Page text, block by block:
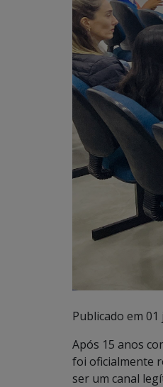
Publicado em 01
Após 15 anos
foi oficialmente
ser um canal